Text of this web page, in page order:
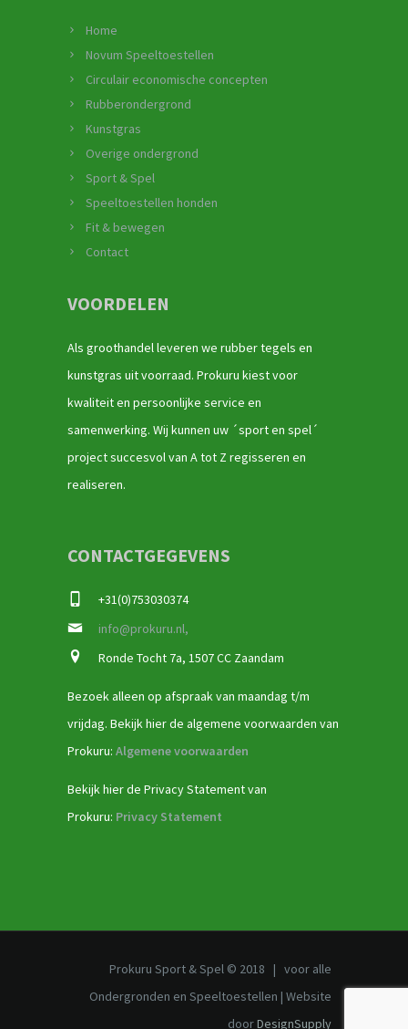
Home
Novum Speeltoestellen
Circulair economische concepten
Rubberondergrond
Kunstgras
Overige ondergrond
Sport & Spel
Speeltoestellen honden
Fit & bewegen
Contact
VOORDELEN
Als groothandel leveren we rubber tegels en
kunstgras uit voorraad. Prokuru kiest voor
kwaliteit en persoonlijke service en
samenwerking. Wij kunnen uw ´sport en spel´
project succesvol van A tot Z regisseren en
realiseren.
CONTACTGEGEVENS
+31(0)753030374
info@prokuru.nl,
Ronde Tocht 7a, 1507 CC Zaandam
Bezoek alleen op afspraak van maandag t/m
vrijdag. Bekijk hier de algemene voorwaarden van
Prokuru: Algemene voorwaarden
Bekijk hier de Privacy Statement van
Prokuru: Privacy Statement
Prokuru Sport & Spel © 2018 | voor alle
Ondergronden en Speeltoestellen | Website
doorDesignSupply